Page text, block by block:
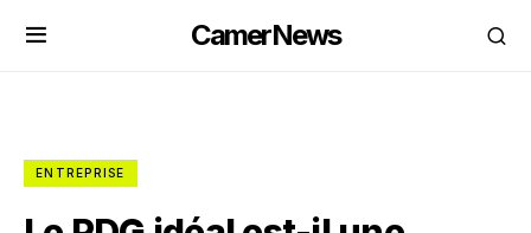
CamerNews
ENTREPRISE